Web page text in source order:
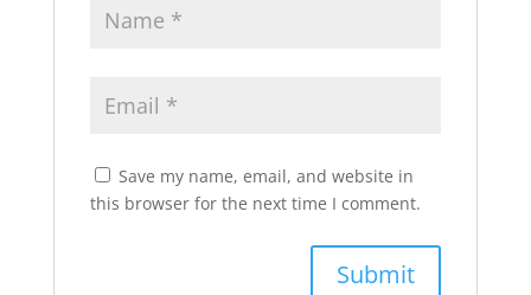
Save my name, email, and website in
this browser for the next time I comment.